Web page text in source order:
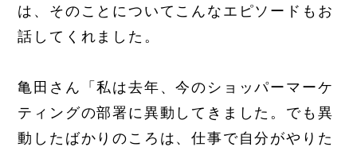
は、そのことについてこんなエピソードもお
話してくれました。
亀田さん「私は去年、今のショッパーマーケ
ティングの部署に異動してきました。でも異
動したばかりのころは、仕事で自分がやりた